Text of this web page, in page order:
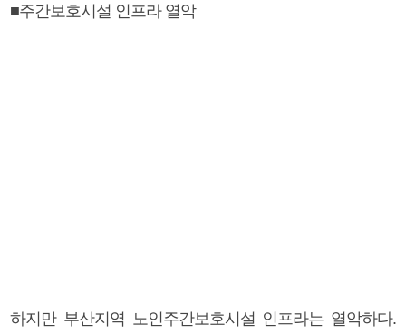
■주간보호시설 인프라 열악
하지만 부산지역 노인주간보호시설 인프라는 열악하다.